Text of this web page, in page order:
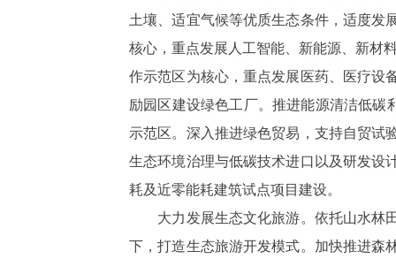
土壤、适宜气候等优质生态条件，适度发
核心，重点发展人工智能、新能源、新材
作示范区为核心，重点发展医药、医疗设
励园区建设绿色工厂。推进能源清洁低
示范区。深入推进绿色贸易，支持自贸试
生态环境治理与低碳技术进口以及研发设
耗及近零能耗建筑试点项目建设。
大力发展生态文化旅游。依托山水林田
下，打造生态旅游开发模式。加快推进森